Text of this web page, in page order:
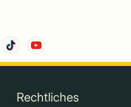
Rechtliches